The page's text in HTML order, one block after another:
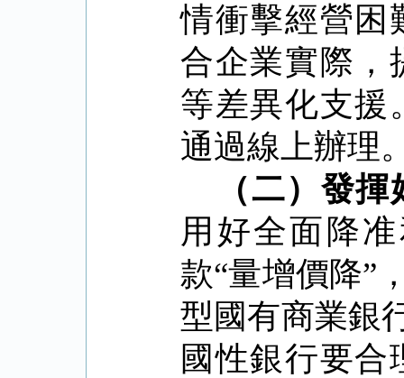
情衝擊經營困
合企業實際，
等差異化支援
通過線上辦理
（二）發
用好全面降
款“量增價降”
型國有商業銀
國性銀行要